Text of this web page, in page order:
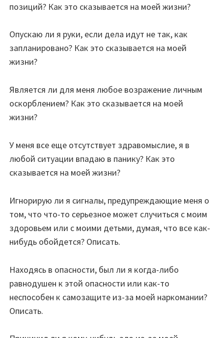
позиций? Как это сказывается на моей жизни?
Опускаю ли я руки, если дела идут не так, как
запланировано? Как это сказывается на моей
жизни?
Является ли для меня любое возражение личным
оскорблением? Как это сказывается на моей
жизни?
У меня все еще отсутствует здравомыслие, я в
любой ситуации впадаю в панику? Как это
сказывается на моей жизни?
Игнорирую ли я сигналы, предупреждающие меня о
том, что что-то серьезное может случиться с моим
здоровьем или с моими детьми, думая, что все как-
нибудь обойдется? Описать.
Находясь в опасности, был ли я когда-либо
равнодушен к этой опасности или как-то
неспособен к самозащите из-за моей наркомании?
Описать.